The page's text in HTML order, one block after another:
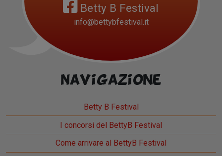
Betty B Festival
info@bettybfestival.it
Navigazione
Betty B Festival
I concorsi del BettyB Festival
Come arrivare al BettyB Festival